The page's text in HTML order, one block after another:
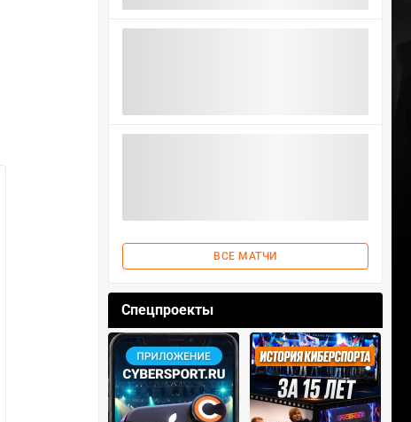
ВСЕ МАТЧИ
Спецпроекты